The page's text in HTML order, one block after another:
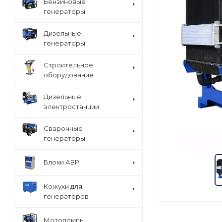
генераторы
Дизельные
генераторы
Строительное
оборудование
Дизельные
электростанции
Сварочные
генераторы
Блоки АВР
Кожухи для
генераторов
Мотопомпы